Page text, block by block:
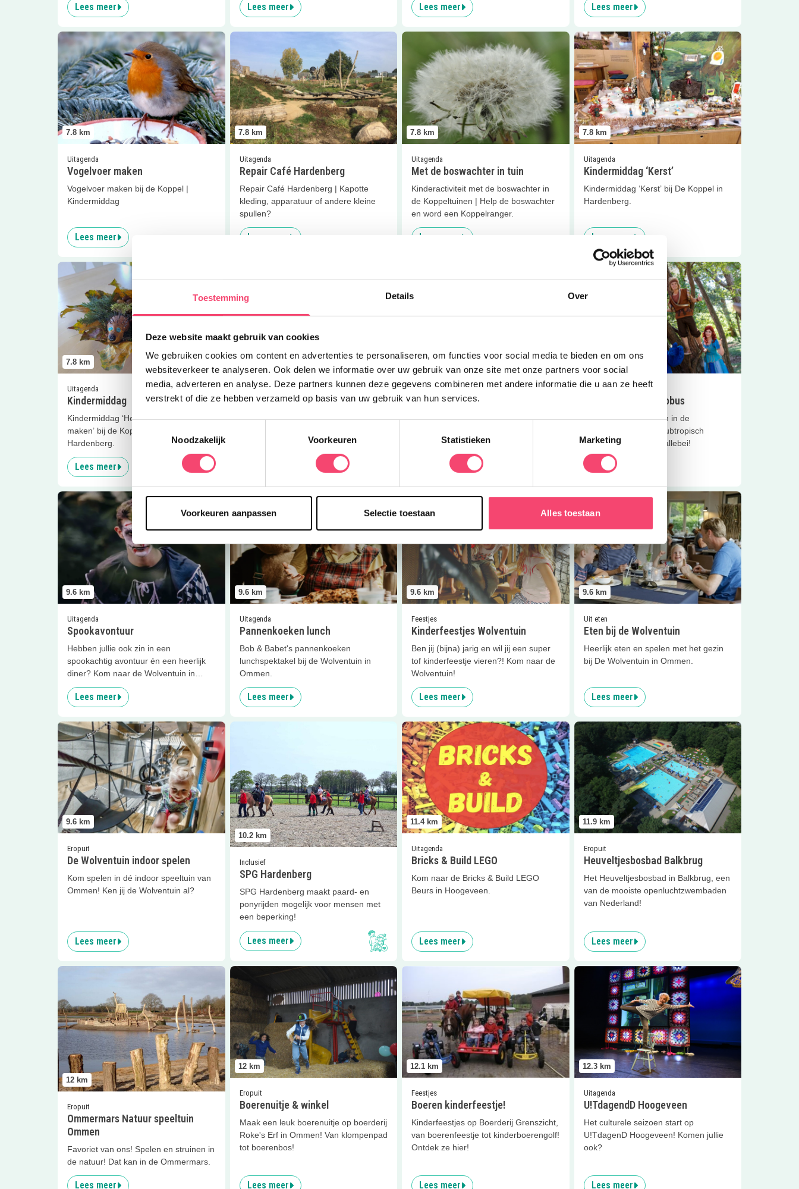
Toestemming Details Over
Deze website maakt gebruik van cookies
We gebruiken cookies om content en advertenties te personaliseren, om functies voor social media te bieden en om ons
websiteverkeer te analyseren. Ook delen we informatie over uw gebruik van onze site met onze partners voor social
media, adverteren en analyse. Deze partners kunnen deze gegevens combineren met andere informatie die u aan ze heeft
verstrekt of die ze hebben verzameld op basis van uw gebruik van hun services.
Noodzakelijk
Voorkeuren Statistieken Marketing
Voorkeuren aanpassen Selectie toestaan Alles toestaan
Lees meer Lees meer Lees meer Lees meer
7.8 km
Uitagenda
Vogelvoer maken
Vogelvoer maken bij de Koppel |
Kindermiddag
Lees meer
Lees meer Vogelvoer maken
7.8 km
Uitagenda
Repair Café Hardenberg
Repair Café Hardenberg | Kapotte
kleding, apparatuur of andere kleine
spullen?
Lees meer
Lees meer
7.8 km
Uitagenda
Met de boswachter in tuin
Kinderactiviteit met de boswachter in
de Koppeltuinen | Help de boswachter
en word een Koppelranger.
Lees meer
Lees meer Met de boswachter in tuin
7.8 km
Uitagenda
Kindermiddag ‘Kerst’
Kindermiddag ‘Kerst’ bij De Koppel in
Hardenberg.
Lees meer
Lees meer Kindermiddag ‘Kerst’
7.8 km
Uitagenda
Kindermiddag
Kindermiddag ‘Herfsttafereeltje
maken’ bij de Koppeltuin in
Hardenberg.
Lees meer
Lees meer Kindermiddag
Uitagenda
Help de boswachter
Kom je ook de boswachter helpen bij
km
Eropuit
De Koppeltuin Hardenberg
De Koppeltuin is een natuureducatieve
Overijsselse Vechtdal.
Lees meer
Feestjes
Kinderfeestje bij Cobus
Je kinderfeestje vieren in de
indoorspeeltuin, het subtropisch
zwembad of gewoon allebei!
Lees meer
Lees meer Kinderfeestje bij Cobus
9.6 km
Uitagenda
Spookavontuur
Hebben jullie ook zin in een
spookachtig avontuur én een heerlijk
diner? Kom naar de Wolventuin in
Ommen.
Lees meer
Lees meer Spookavontuur
9.6 km
Uitagenda
Pannenkoeken lunch
Bob & Babet's pannenkoeken
lunchspektakel bij de Wolventuin in
Ommen.
Lees meer
Lees meer Pannenkoeken lunch
9.6 km
Feestjes
Kinderfeestjes Wolventuin
Ben jij (bijna) jarig en wil jij een super
tof kinderfeestje vieren?! Kom naar de
Wolventuin!
Lees meer
Lees meer Kinderfeestjes Wolventuin
9.6 km
Uit eten
Eten bij de Wolventuin
Heerlijk eten en spelen met het gezin
bij De Wolventuin in Ommen.
Lees meer
Lees meer Eten bij de Wolventuin
9.6 km
Eropuit
De Wolventuin indoor spelen
Kom spelen in dé indoor speeltuin van
Ommen! Ken jij de Wolventuin al?
Lees meer
Lees meer De Wolventuin indoor spelen
10.2 km
Inclusief
SPG Hardenberg
SPG Hardenberg maakt paard- en
ponyrijden mogelijk voor mensen met
een beperking!
Lees meer
11.4 km
Uitagenda
Bricks & Build LEGO
Kom naar de Bricks & Build LEGO
Beurs in Hoogeveen.
Lees meer
Lees meer Bricks &amp; Build LEGO
11.9 km
Eropuit
Heuveltjesbosbad Balkbrug
Het Heuveltjesbosbad in Balkbrug, een
van de mooiste openluchtzwembaden
van Nederland!
Lees meer
Lees meer Heuveltjesbosbad Balkbrug
12 km
Eropuit
Ommermars Natuur speeltuin
Ommen
Favoriet van ons! Spelen en struinen in
de natuur! Dat kan in de Ommermars.
Lees meer
Lees meer Ommermars Natuur speeltuin Ommen
12 km
Eropuit
Boerenuitje & winkel
Maak een leuk boerenuitje op boerderij
Roke's Erf in Ommen! Van klompenpad
tot boerenbos!
Lees meer
Lees meer Boerenuitje &amp; winkel
12.1 km
Feestjes
Boeren kinderfeestje!
Kinderfeestjes op Boerderij Grenszicht,
van boerenfeestje tot kinderboerengolf!
Ontdek ze hier!
Lees meer
12.3 km
Uitagenda
U!TdagendD Hoogeveen
Het culturele seizoen start op
U!TdagenD Hoogeveen! Komen jullie
ook?
Lees meer
Lees meer U!TdagendD Hoogeveen
Kasteel de Haar!
Ja, ik wil winnen!